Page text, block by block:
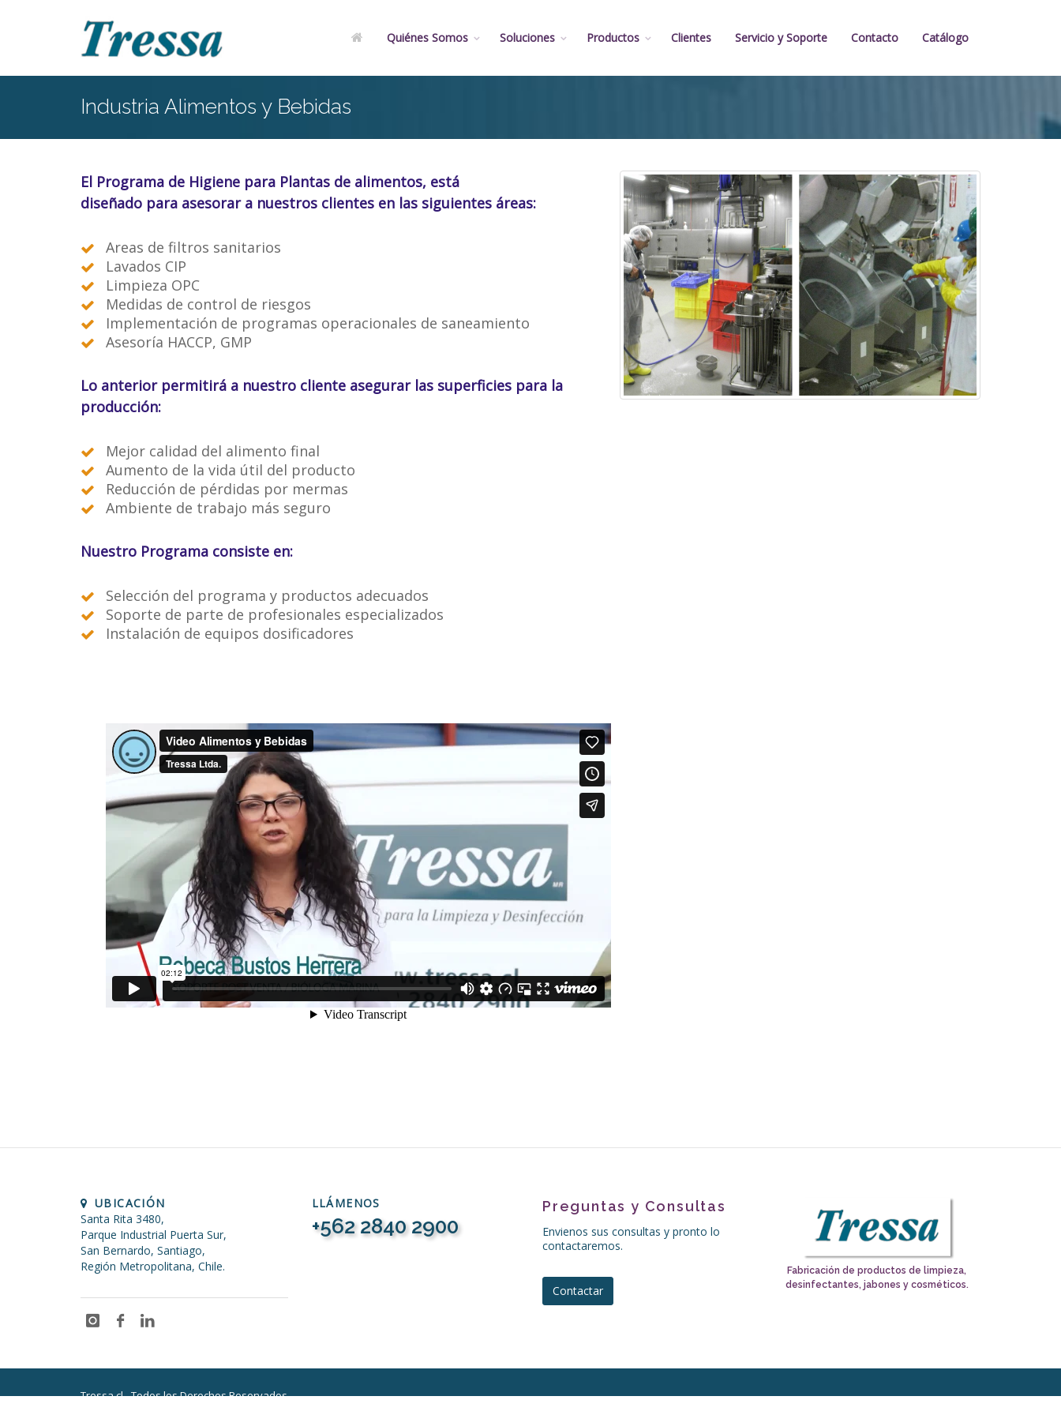
Quiénes Somos Soluciones Productos Clientes Servicio y Soporte Contacto Catálogo
Industria Alimentos y Bebidas
El Programa de Higiene para Plantas de alimentos, está
diseñado para asesorar a nuestros clientes en las siguientes áreas:
Areas de filtros sanitarios
Lavados CIP
Limpieza OPC
Medidas de control de riesgos
Implementación de programas operacionales de saneamiento
Asesoría HACCP, GMP
Lo anterior permitirá a nuestro cliente asegurar las superficies para la
producción:
Mejor calidad del alimento final
Aumento de la vida útil del producto
Reducción de pérdidas por mermas
Ambiente de trabajo más seguro
Nuestro Programa consiste en:
Selección del programa y productos adecuados
Soporte de parte de profesionales especializados
Instalación de equipos dosificadores
UBICACIÓN
Santa Rita 3480,
Parque Industrial Puerta Sur,
San Bernardo, Santiago,
Región Metropolitana, Chile.
LLÁMENOS
+562 2840 2900
Preguntas y Consultas
Envienos sus consultas y pronto lo
contactaremos.
Contactar
Fabricación de productos de limpieza,
desinfectantes, jabones y cosméticos.
Tressa.cl - Todos los Derechos Reservados.